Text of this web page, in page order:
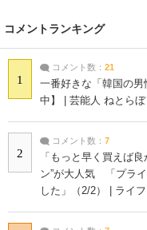
コメントランキング
1
コメント数： 21
一番好きな「韓国の
中】 | 芸能人 ねとら
2
コメント数： 7
「もっと早く買えば
ン”が大人気 「プラ
した」（2/2） | ライ